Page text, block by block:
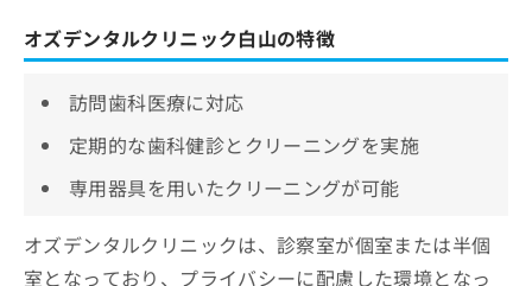
オズデンタルクリニック白山の特徴
訪問歯科医療に対応
定期的な歯科健診とクリーニングを実施
専用器具を用いたクリーニングが可能
オズデンタルクリニックは、診察室が個室または半個
室となっており、プライバシーに配慮した環境となっ